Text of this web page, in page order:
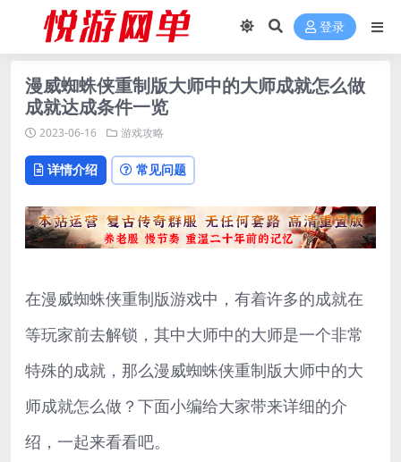
登录
漫威蜘蛛侠重制版大师中的大师成就怎么做
成就达成条件一览
2023-06-16 游戏攻略
详情介绍 常见问题
在漫威蜘蛛侠重制版游戏中，有着许多的成就在
等玩家前去解锁，其中大师中的大师是一个非常
特殊的成就，那么漫威蜘蛛侠重制版大师中的大
师成就怎么做？下面小编给大家带来详细的介
绍，一起来看看吧。